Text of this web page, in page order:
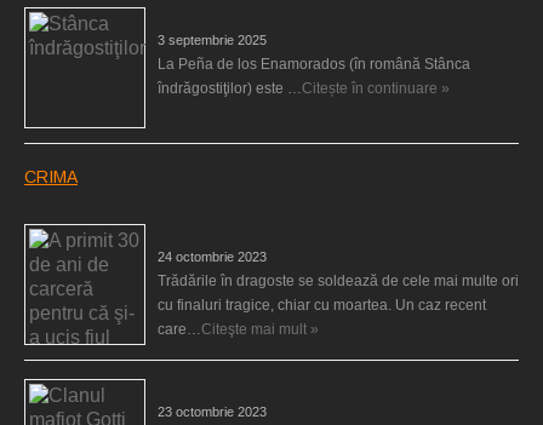
3 septembrie 2025
La Peña de los Enamorados (în română Stânca
îndrăgostiţilor) este … Citește în continuare »
CRIMA
24 octombrie 2023
Trădările în dragoste se soldează de cele mai multe ori
cu finaluri tragice, chiar cu moartea. Un caz recent
care… Citeşte mai mult »
23 octombrie 2023